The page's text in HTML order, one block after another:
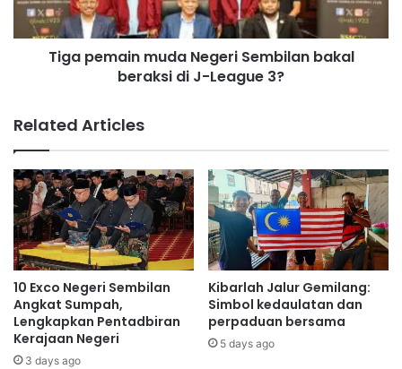
0
2
6
d
e
n
g
a
n
k
o
s
R
i
a
N
e
g
e
r
i
S
e
m
b
i
l
Tiga pemain muda Negeri Sembilan bakal
beraksi di J-League 3?
Related Articles
10 Exco Negeri Sembilan
Angkat Sumpah,
Lengkapkan Pentadbiran
Kerajaan Negeri
3 days ago
Kibarlah Jalur Gemilang:
Simbol kedaulatan dan
perpaduan bersama
5 days ago